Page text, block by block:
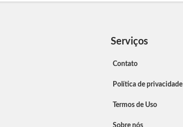
Serviços
Contato
Política de privacidade
Termos de Uso
Sobre nós